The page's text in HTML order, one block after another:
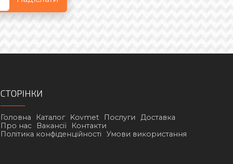
СТОРІНКИ
Головна Каталог Kovmet Послуги
Доставка
Про нас
Вакансії
Контакти
Політика конфіденційності
Умови використання